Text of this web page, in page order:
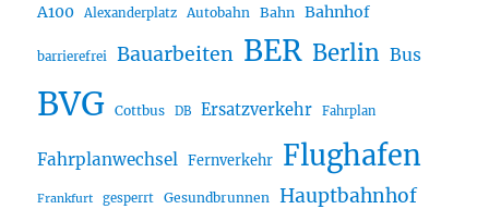
A100 Alexanderplatz Autobahn Bahn Bahnhof
barrierefrei Bauarbeiten BER Berlin Bus
BVG Cottbus DB Ersatzverkehr Fahrplan
Fahrplanwechsel Fernverkehr Flughafen
Frankfurt gesperrt Gesundbrunnen Hauptbahnhof